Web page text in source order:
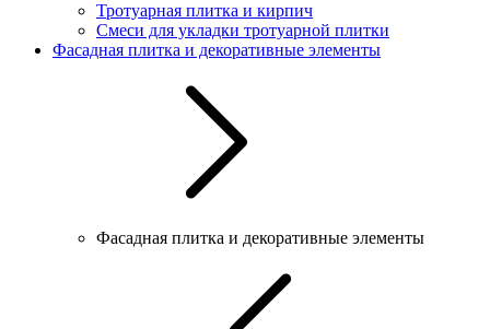
Тротуарная плитка и кирпич
Смеси для укладки тротуарной плитки
Фасадная плитка и декоративные элементы
Фасадная плитка и декоративные элементы